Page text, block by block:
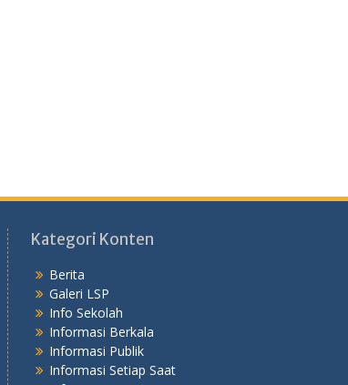
Kategori Konten
Berita
Galeri LSP
Info Sekolah
Informasi Berkala
Informasi Publik
Informasi Setiap Saat